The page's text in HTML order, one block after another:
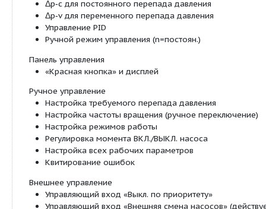
рабочего состояния и неисправности
Конфигурируемые характеристики при
ошибки, согласованные для систем
Блокировка доступа к насосу
Встроенная полная защита мотора
электронной системой отключения
Функции и управление, идентичные с Wilo-
Высокая степень защиты от коррозии
катафорезному покрытию
Серийные отверстия для удаления
Технические характеристики: